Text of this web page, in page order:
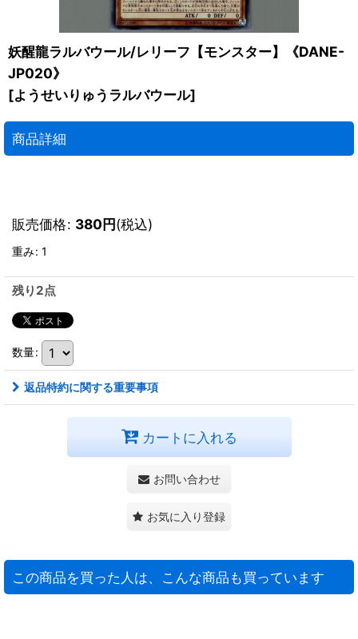
妖醒龍ラルバウール/レリーフ【モンスター】《DANE-
JP020》
[ようせいりゅうラルバウール]
商品詳細
販売価格: 380円(税込)
重み: 1
残り2点
数量:
返品特約に関する重要事項
カートに入れる
お問い合わせ
お気に入り登録
この商品を買った人は、こんな商品も買っています